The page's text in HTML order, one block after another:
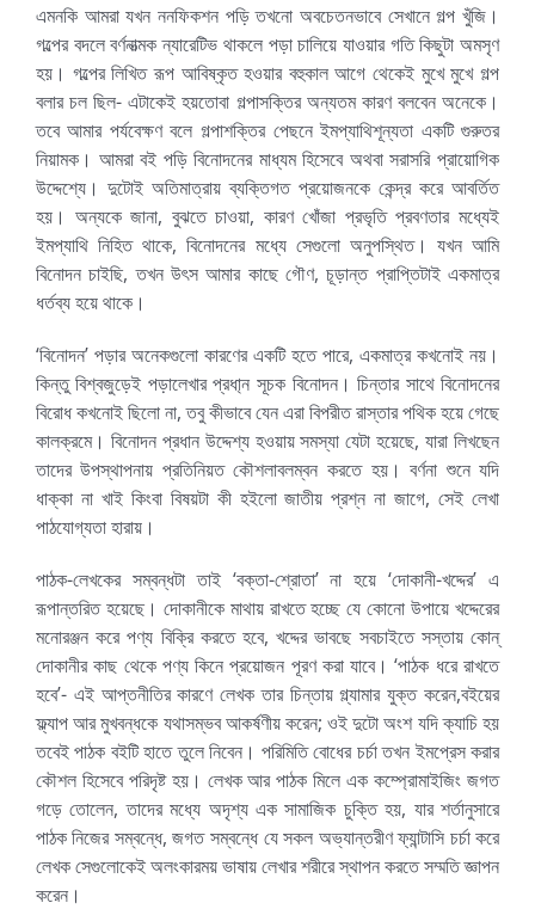
এমনকি আমরা যখন ননফিকশন পড়ি তখনো অবচেতনভাবে সেখানে গল্প খুঁজি।
গল্পের বদলে বর্ণনাত্মক ন্যারেটিভ থাকলে পড়া চালিয়ে যাওয়ার গতি কিছুটা অমসৃণ
হয়। গল্পের লিখিত রূপ আবিষ্কৃত হওয়ার বহুকাল আগে থেকেই মুখে মুখে গল্প
বলার চল ছিল- এটাকেই হয়তোবা গল্পাসক্তির অন্যতম কারণ বলবেন অনেকে।
তবে আমার পর্যবেক্ষণ বলে গল্পাশক্তির পেছনে ইমপ্যাথিশূন্যতা একটি গুরুতর
নিয়ামক। আমরা বই পড়ি বিনোদনের মাধ্যম হিসেবে অথবা সরাসরি প্রায়োগিক
উদ্দেশ্যে। দুটোই অতিমাত্রায় ব্যক্তিগত প্রয়োজনকে কেন্দ্র করে আবর্তিত
হয়। অন্যকে জানা, বুঝতে চাওয়া, কারণ খোঁজা প্রভৃতি প্রবণতার মধ্যেই
ইমপ্যাথি নিহিত থাকে, বিনোদনের মধ্যে সেগুলো অনুপস্থিত। যখন আমি
বিনোদন চাইছি, তখন উৎস আমার কাছে গৌণ, চূড়ান্ত প্রাপ্তিটাই একমাত্র
ধর্তব্য হয়ে থাকে।
‘বিনোদন’ পড়ার অনেকগুলো কারণের একটি হতে পারে, একমাত্র কখনোই নয়।
কিন্তু বিশ্বজুড়েই পড়ালেখার প্রধা্ন সূচক বিনোদন। চিন্তার সাথে বিনোদনের
বিরোধ কখনোই ছিলো না, তবু কীভাবে যেন এরা বিপরীত রাস্তার পথিক হয়ে গেছে
কালক্রমে। বিনোদন প্রধান উদ্দেশ্য হওয়ায় সমস্যা যেটা হয়েছে, যারা লিখছেন
তাদের উপস্থাপনায় প্রতিনিয়ত কৌশলাবলম্বন করতে হয়। বর্ণনা শুনে যদি
ধাক্কা না খাই কিংবা বিষয়টা কী হইলো জাতীয় প্রশ্ন না জাগে, সেই লেখা
পাঠযোগ্যতা হারায়।
পাঠক-লেখকের সম্বন্ধটা তাই ‘বক্তা-শ্রোতা’ না হয়ে ‘দোকানী-খদ্দের’ এ
রূপান্তরিত হয়েছে। দোকানীকে মাথায় রাখতে হচ্ছে যে কোনো উপায়ে খদ্দেরের
মনোরঞ্জন করে পণ্য বিক্রি করতে হবে, খদ্দের ভাবছে সবচাইতে সস্তায় কোন্
দোকানীর কাছ থেকে পণ্য কিনে প্রয়োজন পূরণ করা যাবে। ‘পাঠক ধরে রাখতে
হবে’- এই আপ্তনীতির কারণে লেখক তার চিন্তায় গ্ল্যামার যুক্ত করেন,বইয়ের
ফ্ল্যাপ আর মুখবন্ধকে যথাসম্ভব আকর্ষণীয় করেন; ওই দুটো অংশ যদি ক্যাচি হয়
তবেই পাঠক বইটি হাতে তুলে নিবেন। পরিমিতি বোধের চর্চা তখন ইমপ্রেস করার
কৌশল হিসেবে পরিদৃষ্ট হয়। লেখক আর পাঠক মিলে এক কম্প্রোমাইজিং জগত
গড়ে তোলেন, তাদের মধ্যে অদৃশ্য এক সামাজিক চুক্তি হয়, যার শর্তানুসারে
পাঠক নিজের সম্বন্ধে, জগত সম্বন্ধে যে সকল অভ্যান্তরীণ ফ্যান্টাসি চর্চা করে
লেখক সেগুলোকেই অলংকারময় ভাষায় লেখার শরীরে স্থাপন করতে সম্মতি জ্ঞাপন
করেন।